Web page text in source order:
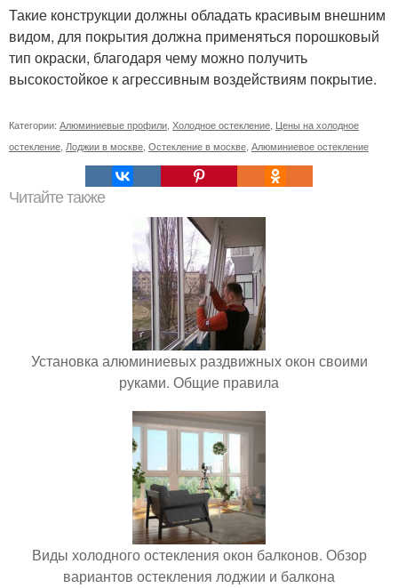
Такие конструкции должны обладать красивым внешним
видом, для покрытия должна применяться порошковый
тип окраски, благодаря чему можно получить
высокостойкое к агрессивным воздействиям покрытие.
Категории: Алюминиевые профили Холодное остекление Цены на холодное
остекление Лоджии в москве Остекление в москве Алюминиевое остекление
Читайте также
Установка алюминиевых раздвижных окон своими
руками. Общие правила
Виды холодного остекления окон балконов. Обзор
вариантов остекления лоджии и балкона